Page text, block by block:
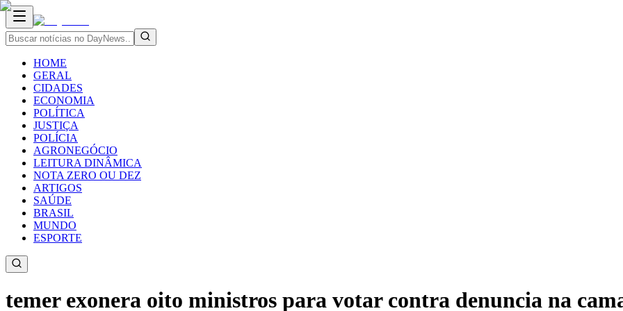
HOME
GERAL
CIDADES
ECONOMIA
POLÍTICA
JUSTIÇA
POLÍCIA
AGRONEGÓCIO
LEITURA DINÂMICA
NOTA ZERO OU DEZ
ARTIGOS
SAÚDE
BRASIL
MUNDO
ESPORTE
temer exonera oito ministros para votar contra denuncia na